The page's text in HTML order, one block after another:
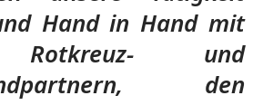
Hand in Hand mit
Rotkreuz- und
den